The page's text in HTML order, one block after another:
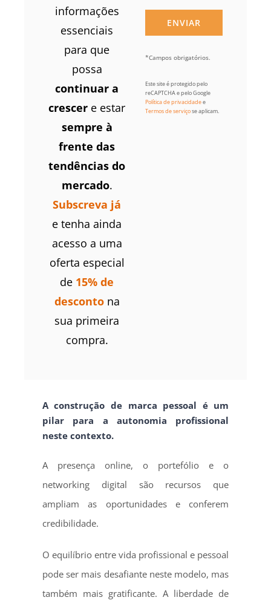
informações
essenciais
para que
possa
continuar a
crescer e estar
sempre à
frente das
tendências do
mercado.
Subscreva já
e tenha ainda
acesso a uma
oferta especial
de 15% de
desconto na
sua primeira
compra.
*Campos obrigatórios.
Este site é protegido pelo
reCAPTCHA e pelo Google
Política de privacidadee
Termos de serviçose aplicam.
A construção de marca pessoal é um
pilar para a autonomia profissional
neste contexto.
A presença online, o portefólio e o
networking digital são recursos que
ampliam as oportunidades e conferem
credibilidade.
O equilíbrio entre vida profissional e pessoal
pode ser mais desafiante neste modelo, mas
também mais gratificante. A liberdade de